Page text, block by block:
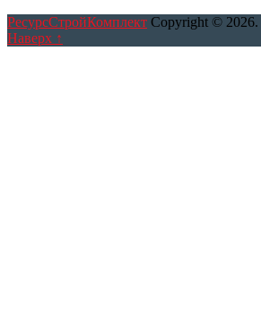
РесурсСтройКомплект Copyright © 2026.
Наверх ↑